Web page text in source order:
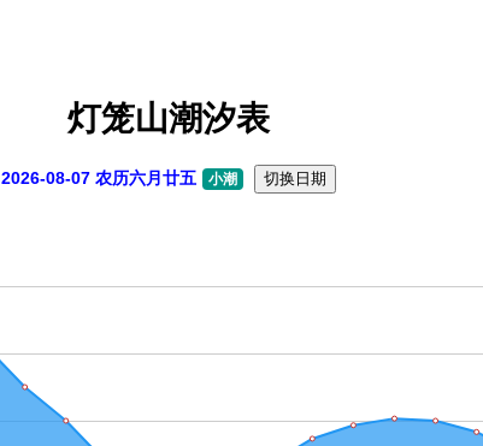
灯笼山潮汐表
2026-08-07 农历六月廿五 小潮 切换日期